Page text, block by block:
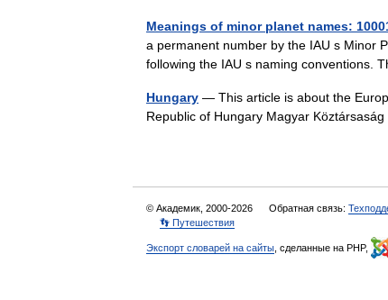
Meanings of minor planet names:
a permanent number by the IAU s Minor
following the IAU s naming conventions.
Hungary — This article is about the
Republic of Hungary Magyar
© Академик, 2000-2026 Обратная связь:
👣 Путешествия
Экспорт словарей на сайты , сделанные на PHP,